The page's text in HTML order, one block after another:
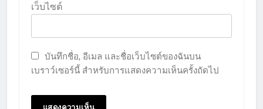
เว็บไซต์
บันทึกชื่อ, อีเมล และชื่อเว็บไซต์ของฉันบน
เบราว์เซอร์นี้ สำหรับการแสดงความเห็นครั้งถัดไป